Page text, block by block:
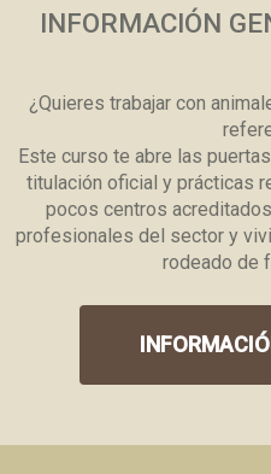
INFORMACIÓN
¿Quieres trabajar con
Este curso te abre las
titulación oficial y prácticas
pocos centros
profesionales del sector y
rodeado de